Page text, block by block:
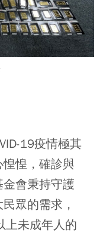
19疫情極其
惶，確診與
會秉持守護
眾的需求，
上未成年人的